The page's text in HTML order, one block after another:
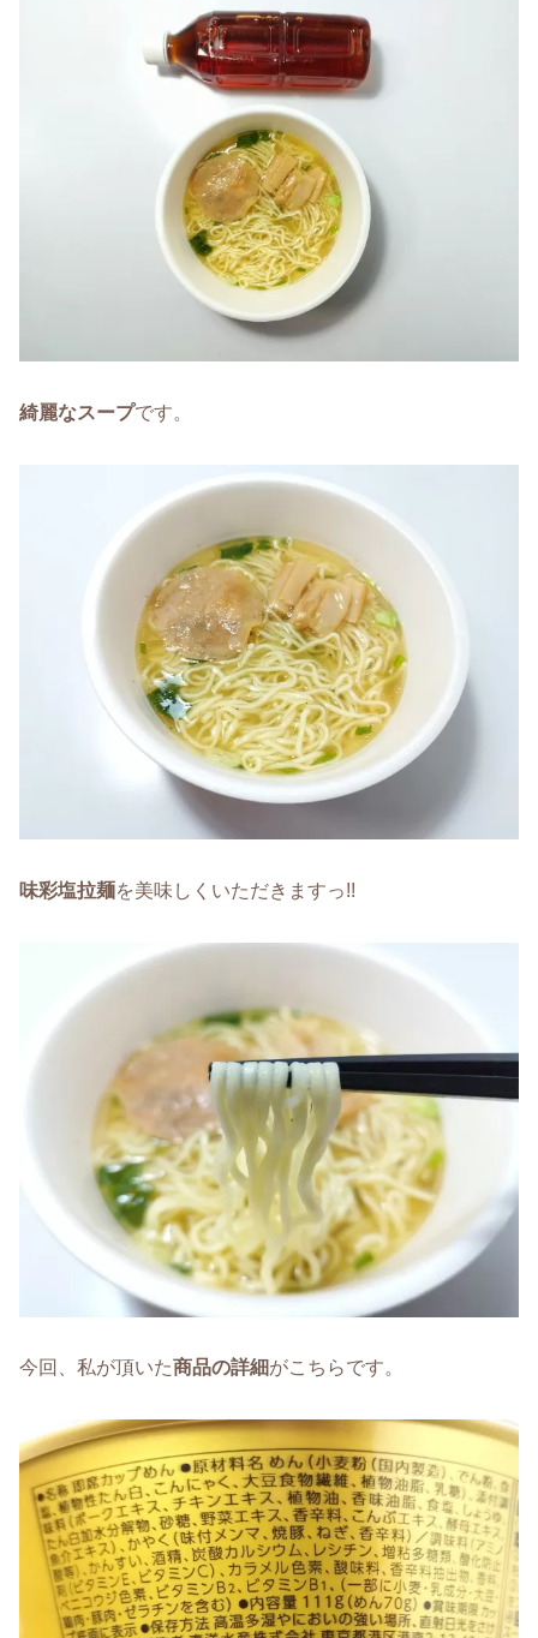
綺麗なスープです。
味彩塩拉麺を美味しくいただきますっ!!
今回、私が頂いた商品の詳細がこちらです。